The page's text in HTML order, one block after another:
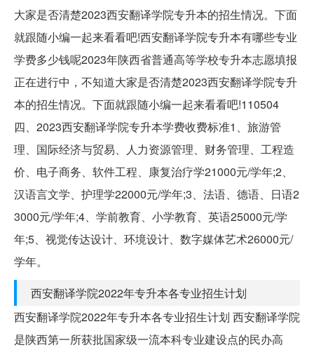
大家是否清楚2023西安翻译学院专升本的招生情况。下面
就跟随小编一起来看看吧!西安翻译学院专升本有哪些专业
学费多少钱呢2023年陕西省普通高等学校专升本志愿填报
正在进行中，不知道大家是否清楚2023西安翻译学院专升
本的招生情况。下面就跟随小编一起来看看吧!110504
四、2023西安翻译学院专升本学费收费标准1、旅游管
理、国际经济与贸易、人力资源管理、财务管理、工程造
价、电子商务、软件工程、康复治疗学21000元/学年;2、
汉语言文学、护理学22000元/学年;3、法语、德语、日语2
3000元/学年;4、学前教育、小学教育、英语25000元/学
年;5、视觉传达设计、环境设计、数字媒体艺术26000元/
学年。
西安翻译学院2022年专升本各专业招生计划
西安翻译学院2022年专升本各专业招生计划 西安翻译学院
是陕西第一所获批国家级一流本科专业建设点的民办高